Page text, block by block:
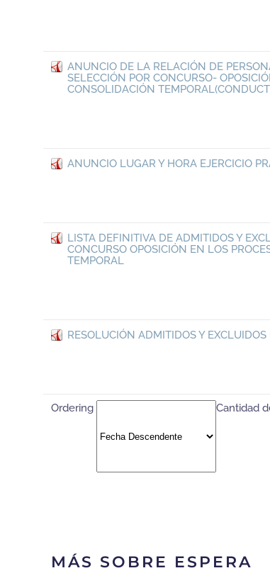
ANUNCIO DE LA RELACIÓN DE
SELECCIÓN POR CONCURSO-
CONSOLIDACIÓN
ANUNCIO LUGAR Y HORA EJERCICIO
LISTA DEFINITIVA DE ADMITIDOS Y
CONCURSO OPOSICIÓN EN LOS
TEMPORAL
RESOLUCIÓN ADMITIDOS Y
Ordering Cantidad
MÁS SOBRE ESPERA